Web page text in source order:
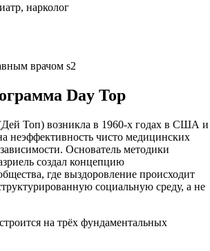
нарколог
врачом s2
Day Top
Топ) возникла в 1960-х годах в США и
неэффективность чисто медицинских
Основатель методики
создал концепцию
где выздоровление происходит
социальную среду, а не
на трёх фундаментальных